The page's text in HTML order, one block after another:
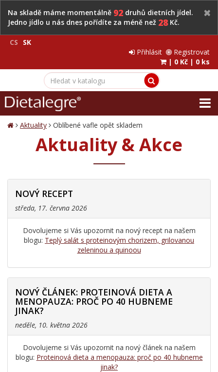
Na skladě máme momentálně 92 druhů dietních jídel.
Jedno jídlo u nás dnes pořídíte za méně než 28Kč.
CS
SK
Přihlásit
Registrovat
| 0 Kč | 0 ks
Aktuality Oblíbené vafle opět skladem
Aktuality & Akce
NOVÝ RECEPT
středa, 17. června 2026
Dovolujeme si Vás upozornit na nový recept na našem
blogu: Teplý salát s proteinovým chorizem, grilovanou
zeleninou a quinoou
NOVÝ ČLÁNEK: PROTEINOVÁ DIETA A
MENOPAUZA: PROČ PO 40 HUBNEME
JINAK?
neděle, 10. května 2026
Dovolujeme si Vás upozornit na nový článek na našem
blogu: Proteinová dieta a menopauza: proč po 40 hubneme
jinak?